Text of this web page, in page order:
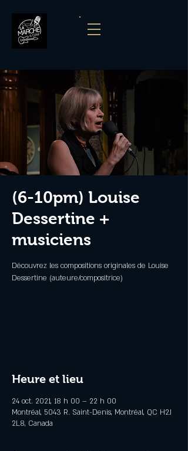
(6-10pm) Louise
Dessertine +
musiciens
Découvrez les compositions originales de Louise
Dessertine (auteure/compositrice)
Heure et lieu
24 oct. 2021, 18 h 00 – 22 h 00
Montréal, 5043 R. Saint-Denis, Montréal, QC H2J
2L8, Canada